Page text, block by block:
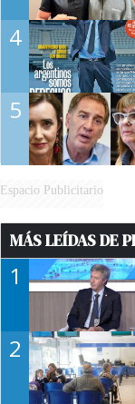
4
5
Espacio Publicitario
MÁS LEÍDAS DE
1
2